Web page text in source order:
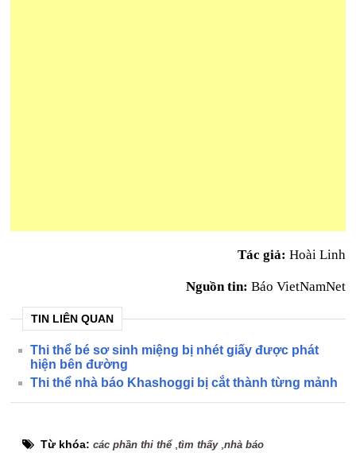
Tác giả: Hoài Linh
Nguồn tin: Báo VietNamNet
TIN LIÊN QUAN
Thi thể bé sơ sinh miệng bị nhét giấy được phát
hiện bên đường
Thi thể nhà báo Khashoggi bị cắt thành từng mảnh
Từ khóa:các phần thi thể,tìm thấy,nhà báo